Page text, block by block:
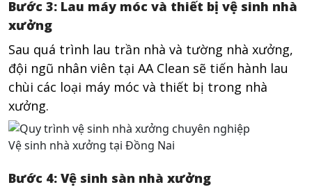
Bước 3: Lau máy móc và thiết bị vệ sinh nhà
xưởng
Sau quá trình lau trần nhà và tường nhà xưởng,
đội ngũ nhân viên tại AA Clean sẽ tiến hành lau
chùi các loại máy móc và thiết bị trong nhà
xưởng.
Vệ sinh nhà xưởng tại Đồng Nai
Bước 4: Vệ sinh sàn nhà xưởng